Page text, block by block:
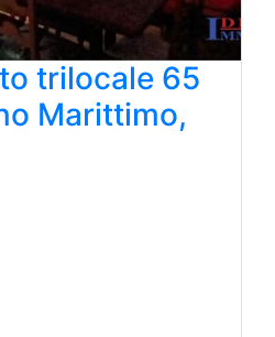
trilocale 65
Marittimo,